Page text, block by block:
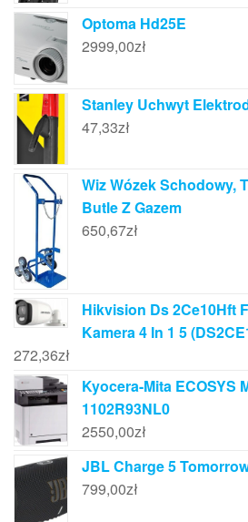
Optoma Hd25E
2999,00zł
Stanley Uchwyt
47,33zł
Wiz Wózek Schodowy,
Butle Z Gazem
650,67zł
Hikvision Ds 2Ce10Hft
Kamera 4 In 1 5
272,36zł
Kyocera-Mita ECOSYS
1102R93NL0
2550,00zł
JBL Charge 5
799,00zł